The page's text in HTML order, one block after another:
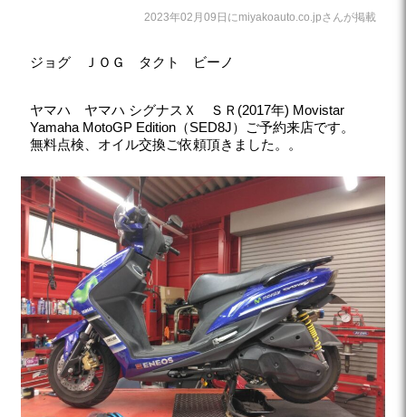
2023年02月09日にmiyakoauto.co.jpさんが掲載
ジョグ ＪＯＧ タクト ビーノ
ヤマハ ヤマハ シグナスＸ ＳＲ(2017年) Movistar
Yamaha MotoGP Edition（SED8J）ご予約来店です。
無料点検、オイル交換ご依頼頂きました。。